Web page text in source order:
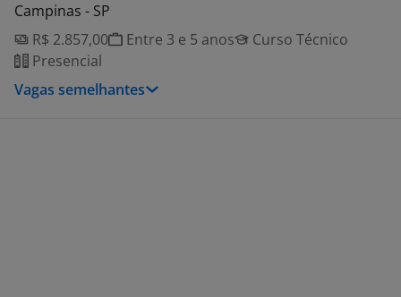
Campinas - SP
R$ 2.857,00
Entre 3 e 5 anos
Curso Técnico
Presencial
Vagas semelhantes